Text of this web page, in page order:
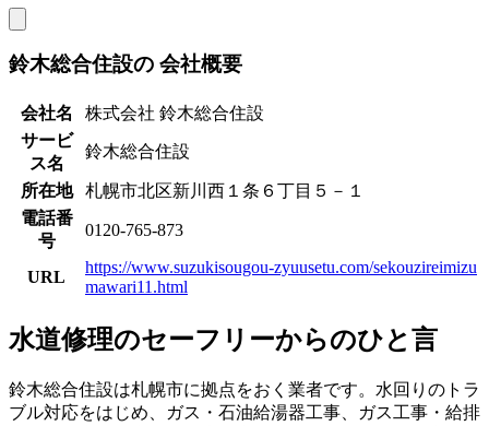
鈴木総合住設の 会社概要
会社名
株式会社 鈴木総合住設
サービ
ス名
鈴木総合住設
所在地
札幌市北区新川西１条６丁目５－１
電話番
号
0120‐765‐873
URL
https://www.suzukisougou-zyuusetu.com/sekouzireimizu
mawari11.html
水道修理のセーフリーからのひと言
鈴木総合住設は札幌市に拠点をおく業者です。水回りのトラ
ブル対応をはじめ、ガス・石油給湯器工事、ガス工事・給排